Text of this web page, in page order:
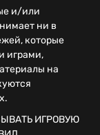
и/или
ни в
которые
играми,
на
ИГРОВУЮ